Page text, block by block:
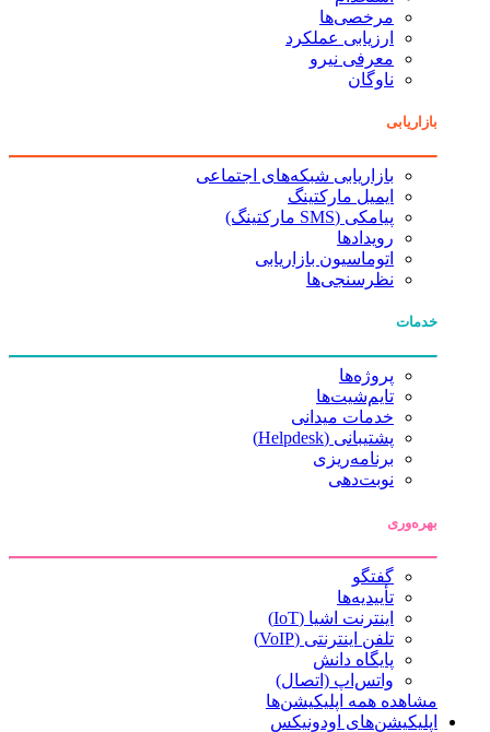
مرخصی‌ها
ارزیابی عملکرد
معرفی نیرو
ناوگان
بازاریابی
بازاریابی شبکه‌های اجتماعی
ایمیل مارکتینگ
پیامکی (SMS مارکتینگ)
رویدادها
اتوماسیون بازاریابی
نظرسنجی‌ها
خدمات
پروژه‌ها
تایم‌شیت‌ها
خدمات میدانی
پشتیبانی (Helpdesk)
برنامه‌ریزی
نوبت‌دهی
بهره‌وری
گفتگو
تأییدیه‌ها
اینترنت اشیا (IoT)
تلفن اینترنتی (VoIP)
پایگاه دانش
واتس‌اپ (اتصال)
مشاهده همه اپلیکیشن‌ها
اپلیکیشن‌های اودونیکس